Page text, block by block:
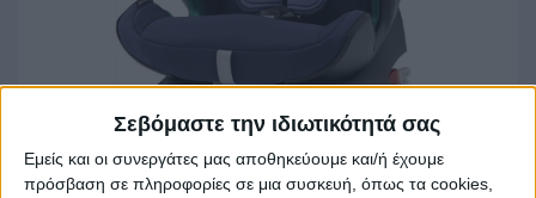
Σεβόμαστε την ιδιωτικότητά σας
Εμείς και οι συνεργάτες μας αποθηκεύουμε και/ή έχουμε
πρόσβαση σε πληροφορίες σε μια συσκευή, όπως τα cookies,